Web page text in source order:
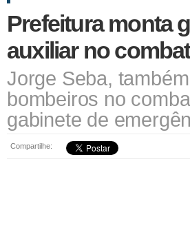
Prefeitura monta
auxiliar no
Jorge Seba,
bombeiros no
gabinete de
Compartilhe: